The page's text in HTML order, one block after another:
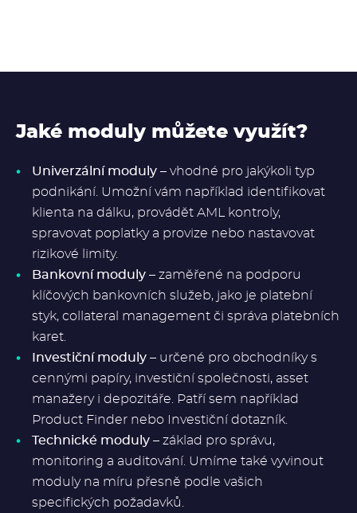
Jaké moduly můžete využít?
Univerzální moduly – vhodné pro jakýkoli typ
podnikání. Umožní vám například identifikovat
klienta na dálku, provádět AML kontroly,
spravovat poplatky a provize nebo nastavovat
rizikové limity.
Bankovní moduly – zaměřené na podporu
klíčových bankovních služeb, jako je platební
styk, collateral management či správa platebních
karet.
Investiční moduly – určené pro obchodníky s
cennými papíry, investiční společnosti, asset
manažery i depozitáře. Patří sem například
Product Finder nebo Investiční dotazník.
Technické moduly – základ pro správu,
monitoring a auditování. Umíme také vyvinout
moduly na míru přesně podle vašich
specifických požadavků.